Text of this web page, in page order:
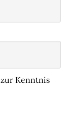
zur Kenntnis